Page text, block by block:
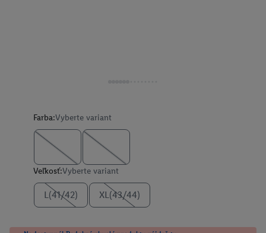
Farba:Vyberte variant
Veľkosť:Vyberte variant
L(41/42) XL(43/44)